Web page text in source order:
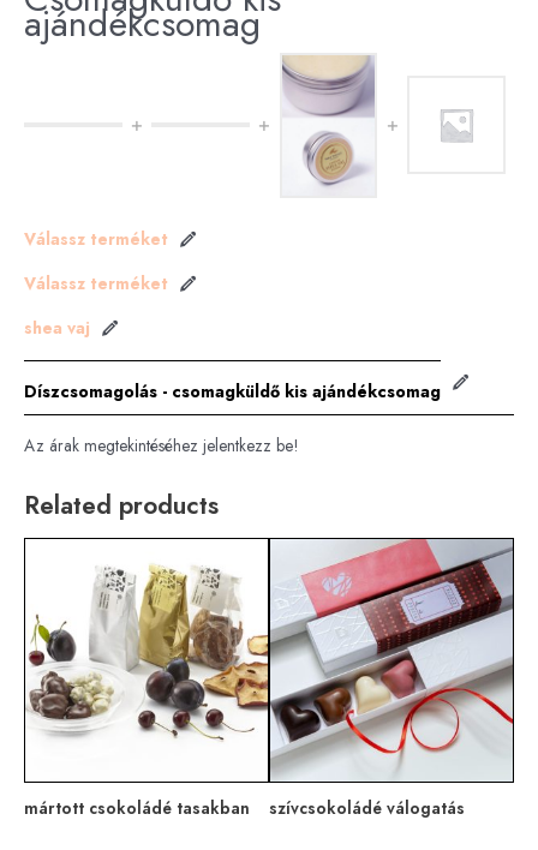
ajándékcsomag
Válassz terméket
Válassz terméket
shea vaj
Díszcsomagolás - csomagküldő kis ajándékcsomag
Az árak megtekintéséhez jelentkezz be!
Related products
mártott csokoládé tasakban szívcsokoládé válogatás